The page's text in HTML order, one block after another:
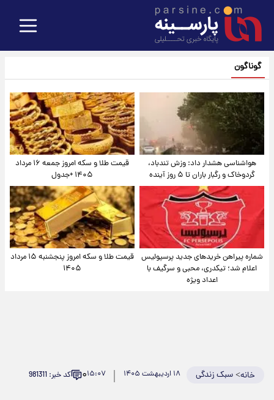
گوناگون
هواشناسی هشدار داد: وزش تندباد،
گردوخاک و رگبار باران تا ۵ روز آینده
قیمت طلا و سکه امروز جمعه ۱۶ مرداد
۱۴۰۵ +جدول
شماره پیراهن خریدهای جدید پرسپولیس
اعلام شد؛ تیکدری، محبی و سرگیف با
اعداد ویژه
قیمت طلا و سکه امروز پنجشنبه ۱۵ مرداد
۱۴۰۵
خانه>سبک زندگی ۱۸ اردیبهشت ۱۴۰۵ ۱۵:۰۷۰ کد خبر: 981311